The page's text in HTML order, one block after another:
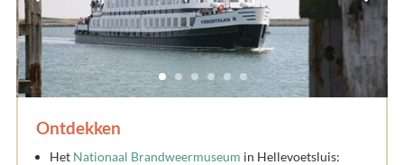
Ontdekken
Het Nationaal Brandweermuseum in Hellevoetsluis: